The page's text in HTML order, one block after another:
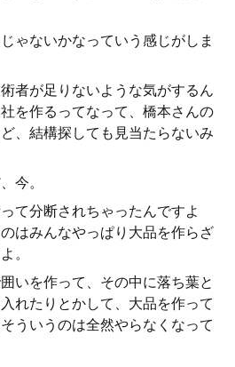
ゃないかなっていう感じがしま
者が足りないような気がするん
を作るってなって、橋本さんの
、結構探しても見当たらないみ
今。
て分断されちゃったんですよ
はみんなやっぱり大品を作らざ
。
いを作って、その中に落ち葉と
れたりとかして、大品を作って
ういうのは全然やらなくなって